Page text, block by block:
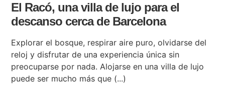
El Racó, una villa de lujo para el
descanso cerca de Barcelona
Explorar el bosque, respirar aire puro, olvidarse del
reloj y disfrutar de una experiencia única sin
preocuparse por nada. Alojarse en una villa de lujo
puede ser mucho más que (...)